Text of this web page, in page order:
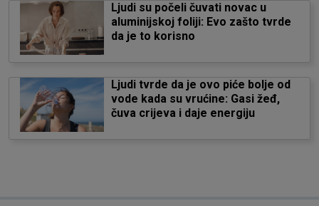
Ljudi su počeli čuvati novac u
aluminijskoj foliji: Evo zašto tvrde
da je to korisno
Ljudi tvrde da je ovo piće bolje od
vode kada su vrućine: Gasi žeđ,
čuva crijeva i daje energiju